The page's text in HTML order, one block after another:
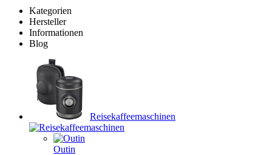
Kategorien
Hersteller
Informationen
Blog
Reisekaffeemaschinen
Outin